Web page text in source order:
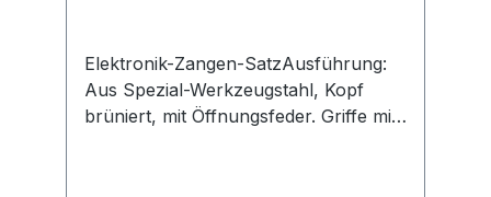
Elektronik-Zangen-SatzAusführung:
Aus Spezial-Werkzeugstahl, Kopf
brüniert, mit Öffnungsfeder. Griffe mit